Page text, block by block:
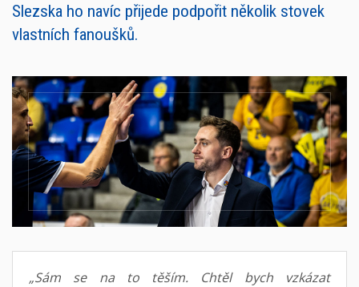
Slezska ho navíc přijede podpořit několik stovek
vlastních fanoušků.
„Sám se na to těším. Chtěl bych vzkázat